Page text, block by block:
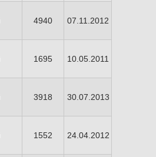
4940 07.11.2012
1695 10.05.2011
3918 30.07.2013
1552 24.04.2012